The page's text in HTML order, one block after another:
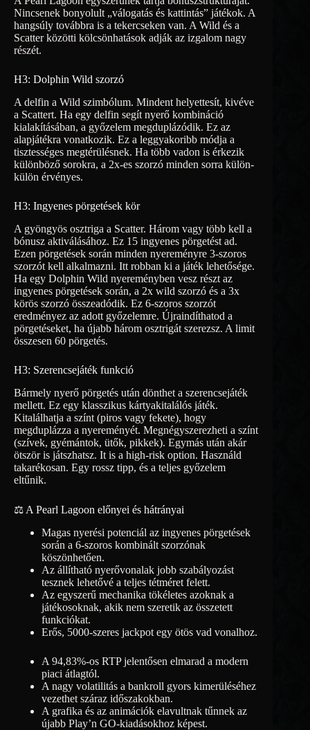
Nincsenek bonyolult „válogatás és kattintás” játékok. A
hangsúly továbbra is a tekercseken van. A Wild és a
Scatter közötti kölcsönhatások adják az izgalom nagy
részét.
H3: Dolphin Wild szorzó
A delfin a Wild szimbólum. Mindent helyettesít, kivéve
a Scattert. Ha egy delfin segít nyerő kombináció
kialakításában, a győzelem megduplázódik. Ez az
alapjátékra vonatkozik. Ez a leggyakoribb módja a
tisztességes megtérülésnek. Ha több vadon is érkezik
különböző sorokra, a 2x-es szorzó minden sorra külön-
külön érvényes.
H3: Ingyenes pörgetések kör
A gyöngyös osztriga a Scatter. Három vagy több kell a
bónusz aktiválásához. Ez 15 ingyenes pörgetést ad.
Ezen pörgetések során minden nyereményre 3-szoros
szorzót kell alkalmazni. Itt robban ki a játék lehetősége.
Ha egy Dolphin Wild nyereményben vesz részt az
ingyenes pörgetések során, a 2x wild szorzó és a 3x
körös szorzó összeadódik. Ez 6-szoros szorzót
eredményez az adott győzelemre. Újraindíthatod a
pörgetéseket, ha újabb három osztrigát szerezsz. A limit
összesen 60 pörgetés.
H3: Szerencsejáték funkció
Bármely nyerő pörgetés után dönthet a szerencsejáték
mellett. Ez egy klasszikus kártyakitalálós játék.
Kitalálhatja a színt (piros vagy fekete), hogy
megduplázza a nyereményét. Megnégyszerezheti a színt
(szívek, gyémántok, ütők, pikkek). Egymás után akár
ötször is játszhatsz. It is a high-risk option. Használd
takarékosan. Egy rossz tipp, és a teljes győzelem
eltűnik.
⚖️ A Pearl Lagoon előnyei és hátrányai
Magas nyerési potenciál az ingyenes pörgetések
során a 6-szoros kombinált szorzónak
köszönhetően.
Az állítható nyerővonalak jobb szabályozást
tesznek lehetővé a teljes tétméret felett.
Az egyszerű mechanika tökéletes azoknak a
játékosoknak, akik nem szeretik az összetett
funkciókat.
Erős, 5000-szeres jackpot egy ötös vad vonalhoz.
A 94,83%-os RTP jelentősen elmarad a modern
piaci átlagtól.
A nagy volatilitás a bankroll gyors kimerüléséhez
vezethet száraz időszakokban.
A grafika és az animációk elavultnak tűnnek az
újabb Play’n GO-kiadásokhoz képest.